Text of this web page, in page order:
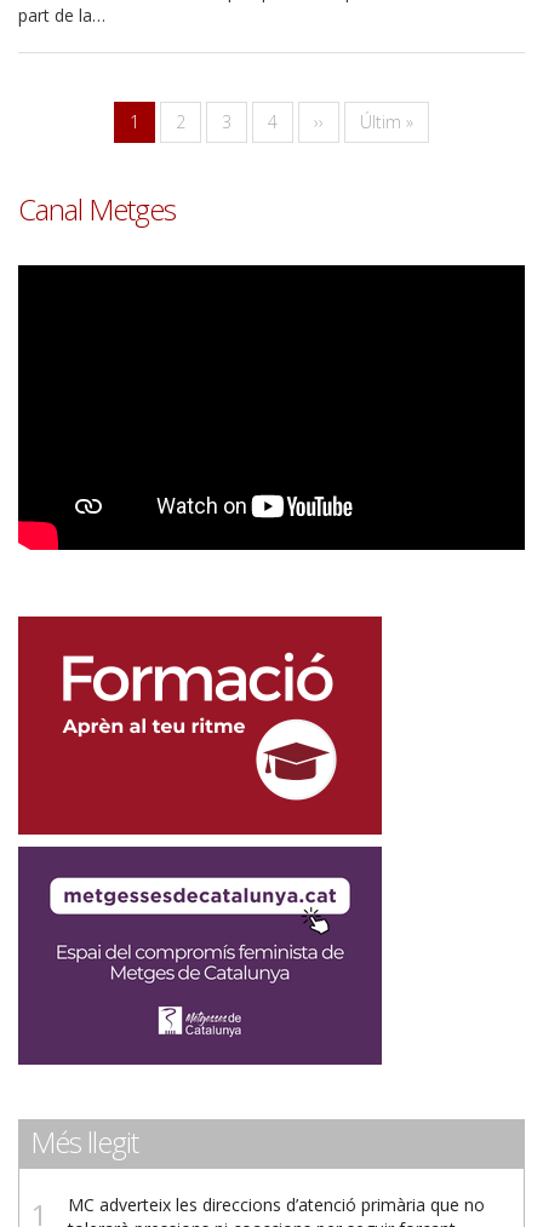
part de la…
Pàgina
actual
1 Pàgina
2 Pàgina
3 Pàgina
4
Pàgina
següent
››
Última
pàgina
Últim »
Canal Metges
Més llegit
MC adverteix les direccions d’atenció primària que no